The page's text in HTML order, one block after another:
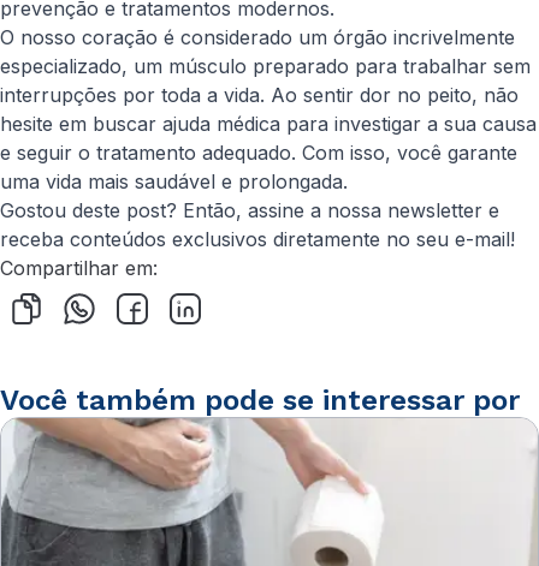
prevenção e tratamentos modernos.
O nosso coração é considerado um órgão incrivelmente
especializado, um músculo preparado para trabalhar sem
interrupções por toda a vida. Ao sentir dor no peito, não
hesite em buscar ajuda médica para investigar a sua causa
e seguir o tratamento adequado. Com isso, você garante
uma vida mais saudável e prolongada.
Gostou deste post? Então, assine a nossa newsletter e
receba conteúdos exclusivos diretamente no seu e-mail!
Compartilhar em:
Você também pode se interessar por